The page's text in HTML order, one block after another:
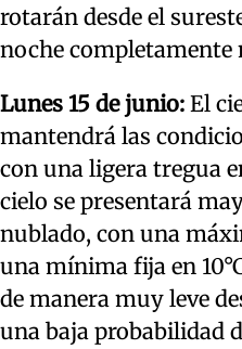
rotarán desde el
noche completamente
Lunes 15 de junio: El
mantendrá las
con una ligera tregua
cielo se presentará
nublado, con una
una mínima fija en
de manera muy leve
una baja probabilidad